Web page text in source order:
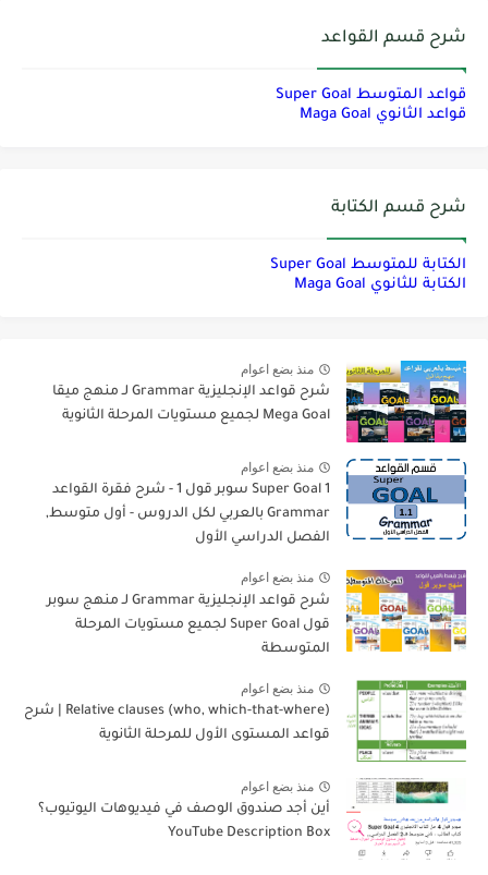
شرح قسم القواعد
قواعد المتوسط Super Goal
قواعد الثانوي Maga Goal
شرح قسم الكتابة
الكتابة للمتوسط Super Goal
الكتابة للثانوي Maga Goal
منذ بضع اعوام
شرح قواعد الإنجليزية Grammar لـ منهج ميقا
Mega Goal لجميع مستويات المرحلة الثانوية
منذ بضع اعوام
Super Goal 1 سوبر قول 1 - شرح فقرة القواعد
Grammar بالعربي لكل الدروس - أول متوسط,
الفصل الدراسي الأول
منذ بضع اعوام
شرح قواعد الإنجليزية Grammar لـ منهج سوبر
قول Super Goal لجميع مستويات المرحلة
المتوسطة
منذ بضع اعوام
Relative clauses (who, which-that-where) | شرح
قواعد المستوى الأول للمرحلة الثانوية
منذ بضع اعوام
أين أجد صندوق الوصف في فيديوهات اليوتيوب؟
YouTube Description Box